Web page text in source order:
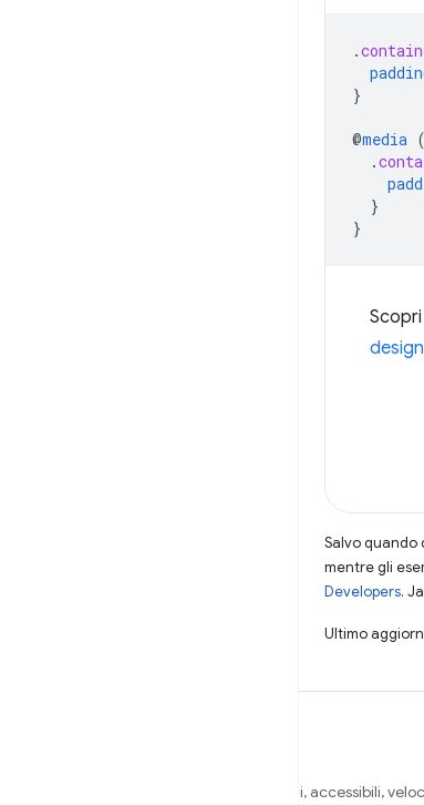
.
}
@media (
.
}
}
design
Salvo quando
mentre gli
Developers.
Ultimo
Vogliamo aiutarti a creare siti web belli, accessibili,